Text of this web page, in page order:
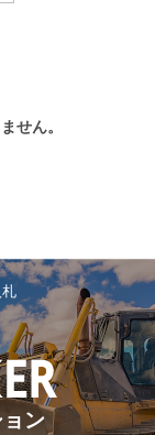
せん。
ン